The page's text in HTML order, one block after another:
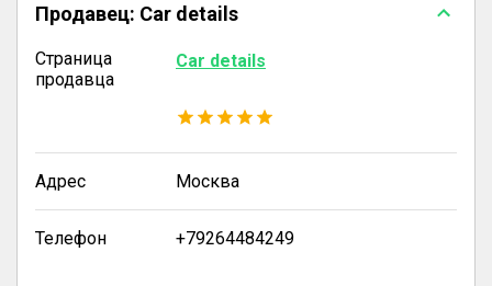
Продавец: Car details
Страница
продавца
Car details
Адрес Москва
Телефон +79264484249